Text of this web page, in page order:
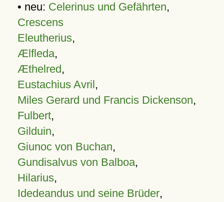
• neu: Celerinus und Gefährten,
Crescens
Eleutherius,
Ælfleda,
Æthelred,
Eustachius Avril,
Miles Gerard und Francis Dickenson,
Fulbert,
Gilduin,
Giunoc von Buchan,
Gundisalvus von Balboa,
Hilarius,
Idedeandus und seine Brüder,